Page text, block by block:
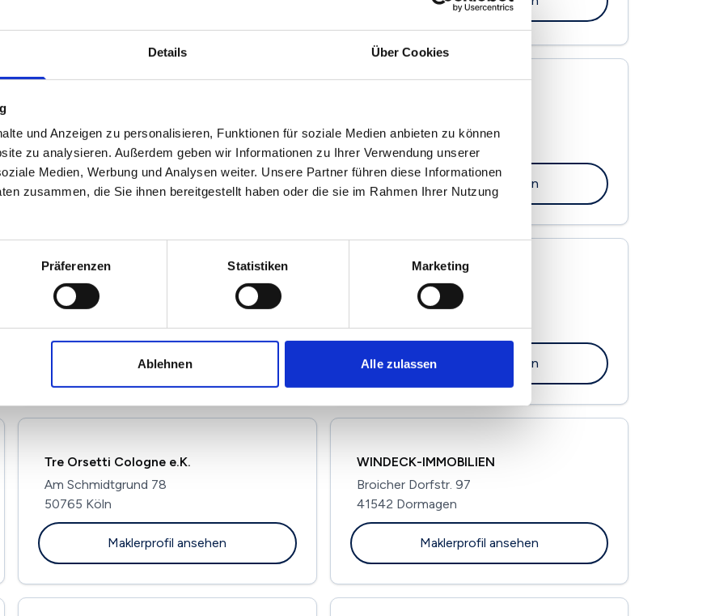
Details Über Cookies
und Anzeigen zu personalisieren, Funktionen für soziale Medien anbieten zu können
zu analysieren. Außerdem geben wir Informationen zu Ihrer Verwendung unserer
Medien, Werbung und Analysen weiter. Unsere Partner führen diese Informationen
zusammen, die Sie ihnen bereitgestellt haben oder die sie im Rahmen Ihrer Nutzung
Präferenzen Statistiken Marketing
Ablehnen Alle zulassen
Florastr. 8
41539 Dormagen
Maklerprofil ansehen
Marktstraße 9
41539 Dormagen
Maklerprofil ansehen
Zeibig Immobilien GmbH
Solinger Str. 135
Maklerprofil ansehen
guido boes Immobilien e.K.
Johannesstraße 15
Maklerprofil ansehen
Tre Orsetti Cologne e.K.
Am Schmidtgrund 78
50765 Köln
Maklerprofil ansehen
WINDECK-IMMOBILIEN
Broicher Dorfstr. 97
41542 Dormagen
Maklerprofil ansehen